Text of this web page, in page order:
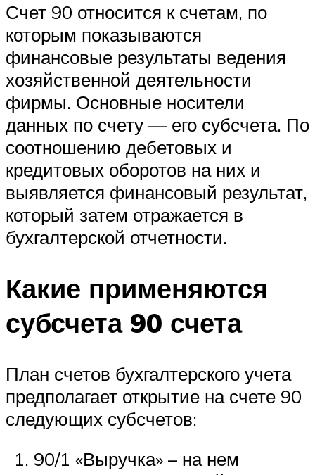
Счет 90 относится к счетам, по
которым показываются
финансовые результаты ведения
хозяйственной деятельности
фирмы. Основные носители
данных по счету — его субсчета. По
соотношению дебетовых и
кредитовых оборотов на них и
выявляется финансовый результат,
который затем отражается в
бухгалтерской отчетности.
Какие применяются
субсчета 90 счета
План счетов бухгалтерского учета
предполагает открытие на счете 90
следующих субсчетов:
90/1 «Выручка» – на нем